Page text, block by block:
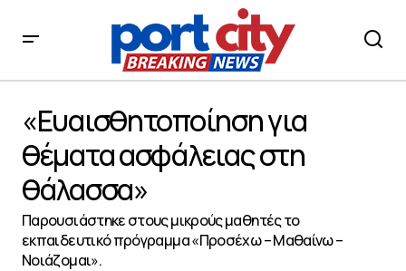
θάλασσα»
«Ευαισθητοποίηση για
θέματα ασφάλειας στη
θάλασσα»
Παρουσιάστηκε στους μικρούς μαθητές το
εκπαιδευτικό πρόγραμμα «Προσέχω – Μαθαίνω –
Νοιάζομαι».